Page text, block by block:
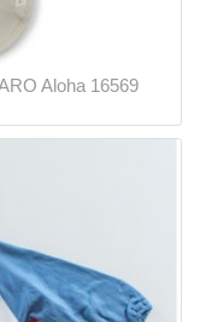
Aloha 16569